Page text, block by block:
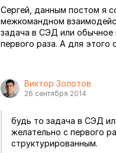
Сергей, данным постом я
межкомандном
задача в СЭД или обычное
первого раза. А для
Виктор Золотов
26 сентября 2014
будь то задача в СЭД
желательно с первого
структурированным.